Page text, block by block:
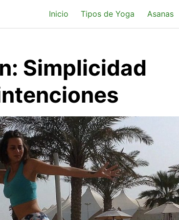
Inicio Tipos de Yoga Asanas
Simplicidad